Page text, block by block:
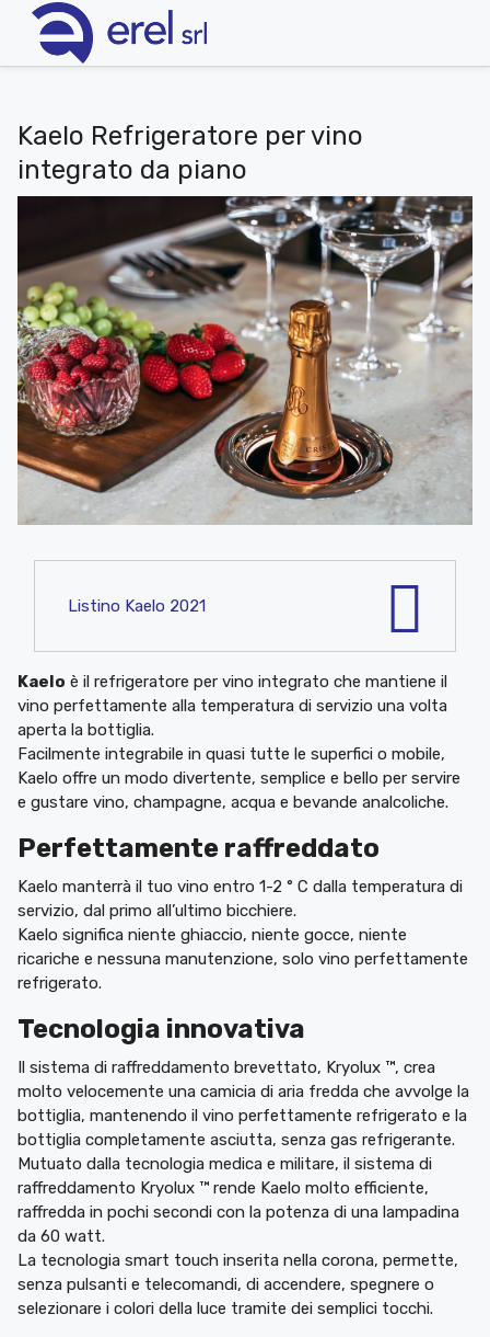
Kaelo Refrigeratore per vino
integrato da piano
Listino Kaelo 2021
Kaelo è il refrigeratore per vino integrato che mantiene il
vino perfettamente alla temperatura di servizio una volta
aperta la bottiglia.‎
Facilmente integrabile in quasi tutte le superfici o mobile,
Kaelo offre un modo divertente, semplice e bello per servire
e gustare vino, champagne, acqua e bevande analcoliche.‎
Perfettamente raffreddato
Kaelo manterrà il tuo vino entro 1-2 ° C dalla temperatura di
servizio, dal primo all’ultimo bicchiere.‎
Kaelo significa niente ghiaccio, niente gocce, niente
ricariche e nessuna manutenzione, solo vino perfettamente
refrigerato.‎
Tecnologia innovativa
Il sistema di raffreddamento brevettato, Kryolux ™, crea
molto velocemente una camicia di aria fredda che avvolge la
bottiglia, mantenendo il vino perfettamente refrigerato e la
bottiglia completamente asciutta, senza gas refrigerante.‎
Mutuato dalla tecnologia medica e militare, il sistema di
raffreddamento Kryolux ™ rende Kaelo molto efficiente,
raffredda in pochi secondi con la potenza di una lampadina
da 60 watt.‎
La tecnologia smart touch inserita nella corona, permette,
senza pulsanti e telecomandi, di accendere, spegnere o
selezionare i colori della luce tramite dei semplici tocchi.‎